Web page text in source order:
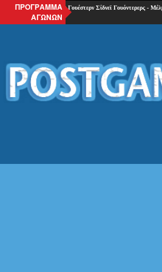
ΠΡΟΓΡΑΜΜΑ
ΑΓΩΝΩΝ